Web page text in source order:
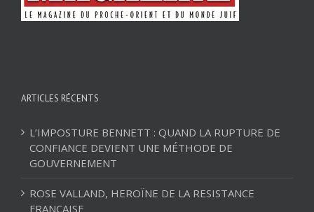
ARTICLES RÉCENTS
L’IMPOSTURE BENNETT : QUAND LA RUPTURE DE
CONFIANCE DEVIENT UNE MÉTHODE DE
GOUVERNEMENT
ROSE VALLAND, HEROÏNE DE LA RESISTANCE
FRANÇAISE